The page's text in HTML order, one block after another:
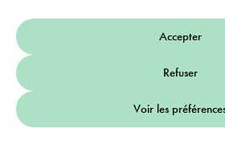
Accepter
Refuser
Voir les
La Coquille